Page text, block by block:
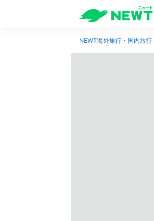
NEWT海外旅行・国内旅行